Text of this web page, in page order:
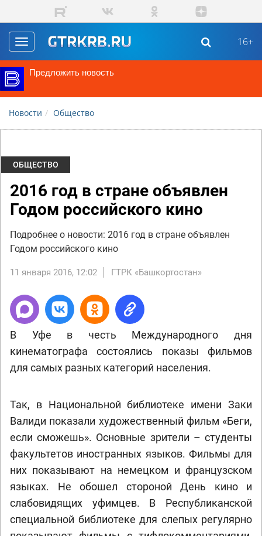
Перейти к основному содержанию
Toggle
navigation
16+
Предложить новость
Новости Общество
ОБЩЕСТВО
2016 год в стране объявлен
Годом российского кино
Подробнее о новости: 2016 год в стране объявлен
Годом российского кино
11 января 2016, 12:02 ГТРК «Башкортостан»
В Уфе в честь Международного дня
кинематографа состоялись показы фильмов
для самых разных категорий населения.
Так, в Национальной библиотеке имени Заки
Валиди показали художественный фильм «Беги,
если сможешь». Основные зрители – студенты
факультетов иностранных языков. Фильмы для
них показывают на немецком и французском
языках. Не обошел стороной День кино и
слабовидящих уфимцев. В Республиканской
специальной библиотеке для слепых регулярно